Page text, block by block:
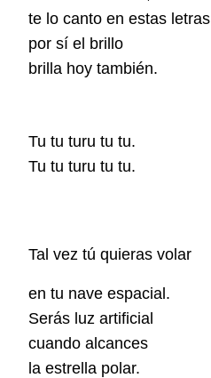
te lo canto en estas letras
por sí el brillo
brilla hoy también.
Tu tu turu tu tu.
Tu tu turu tu tu.
Tal vez tú quieras volar
en tu nave espacial.
Serás luz artificial
cuando alcances
la estrella polar.